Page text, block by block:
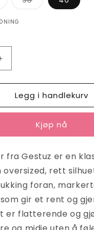
er
Øk
GZpaula
Legg i handlekurv
Kjøp nå
fra Gestuz er en
oversized, rett
foran,
gir et rent og
er flatterende og